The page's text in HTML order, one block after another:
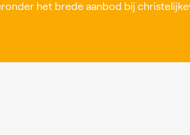
het brede aanbod bij